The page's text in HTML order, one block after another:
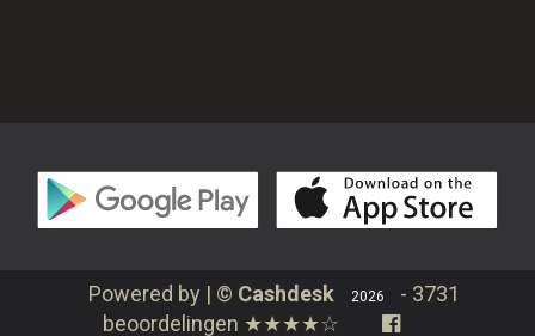
Powered by | © Cashdesk 2026 - 3731
beoordelingen ★★★★☆